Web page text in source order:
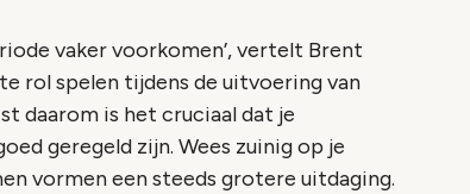
vaker voorkomen’, vertelt Brent
rol spelen tijdens de uitvoering van
daarom is het cruciaal dat je
geregeld zijn. Wees zuinig op je
vormen een steeds grotere uitdaging.